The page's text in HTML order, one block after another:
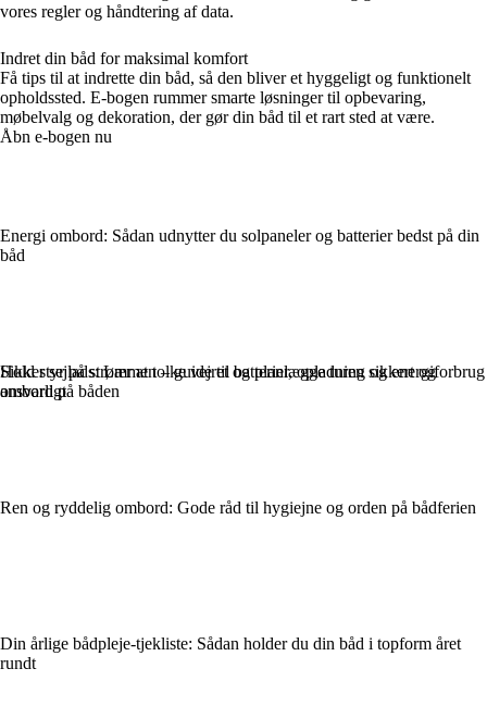
vores regler og håndtering af data.
Indret din båd for maksimal komfort
Få tips til at indrette din båd, så den bliver et hyggeligt og funktionelt
opholdssted. E-bogen rummer smarte løsninger til opbevaring,
møbelvalg og dekoration, der gør din båd til et rart sted at være.
Åbn e-bogen nu
Energi ombord: Sådan udnytter du solpaneler og batterier bedst på din
båd
Hold styr på strømmen – guide til batterier, opladning og energiforbrug
ombord på båden
Ren og ryddelig ombord: Gode råd til hygiejne og orden på bådferien
Din årlige bådpleje-tjekliste: Sådan holder du din båd i topform året
rundt
Sikker sejlads: Lær at tolke vejret og planlægge turen sikkert og
ansvarligt